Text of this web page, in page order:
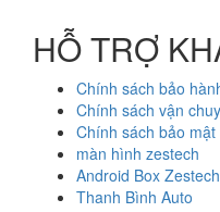
HỖ TRỢ
Chính sách bảo
Chính sách vận
Chính sách bảo mật
màn hình zestech
Android Box Zestech
Thanh Bình Auto